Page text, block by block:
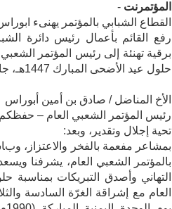
المؤتمرنت -
القطاع الشبابي بالمؤتمر يهنىء
رفع القائم بأعمال رئيس دائرة
برقية تهنئة إلى رئيس المؤتمر
حلول عيد الأضحى المبارك 1447هـ، جاء فيها:
​الأخ المناضل / صادق بن أمين أبوراس
رئيس المؤتمر الشعبي العام – حفظكم
​تحية إجلال وتقدير، وبعد:
​بمشاعر مفعمة بالفخر والاعتزاز،
بالمؤتمر الشعبي العام، يشرفنا
التهاني وأصدق التبريكات بمناسبة
العام مع إشراقة الغرّة السادسة